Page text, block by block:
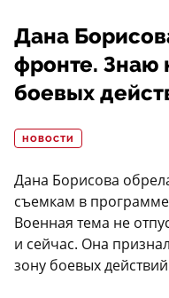
Дана
фронте. Знаю
боевых
НОВОСТИ
Дана Борисова
съемкам в
Военная тема не
и сейчас. Она
зону боевых